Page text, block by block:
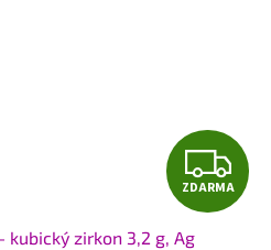
Z
D
ZDARMA
kubický zirkon 3,2 g, Ag